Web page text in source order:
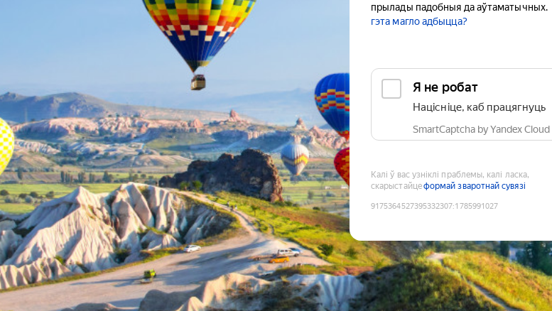
прылады падобныя да аўтаматычных.
гэта магло адбыцца?
Я не робат
Націсніце, каб працягнуць
SmartCaptcha by Yandex Cloud
Калі ў вас узніклі праблемы, калі ласка,
скарыстайцеформай зваротнай сувязі
9175364527395332307:1785991027